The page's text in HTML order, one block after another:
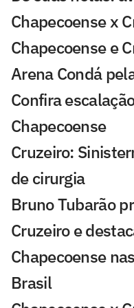
Chapecoense x
Chapecoense e
Arena Condá
Confira
Chapecoense
Cruzeiro:
de cirurgia
Bruno Tubarão
Cruzeiro e
Chapecoense
Brasil